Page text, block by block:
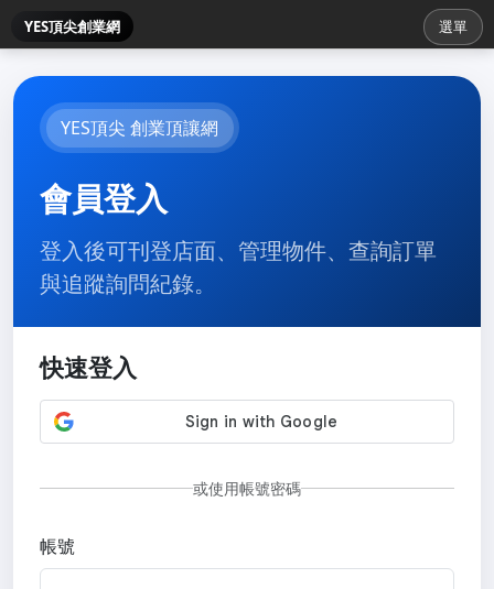
YES頂尖創業網 選單
YES頂尖 創業頂讓網
會員登入
登入後可刊登店面、管理物件、查詢訂單
與追蹤詢問紀錄。
快速登入
或使用帳號密碼
帳號